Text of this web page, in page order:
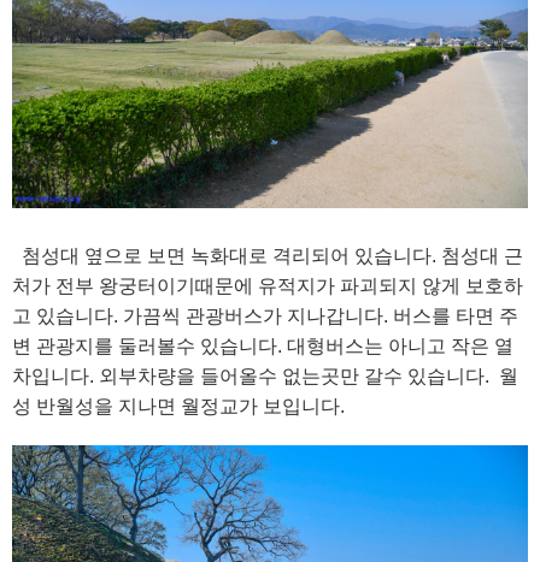
첨성대 옆으로 보면 녹화대로 격리되어 있습니다. 첨성대 근
처가 전부 왕궁터이기때문에 유적지가 파괴되지 않게 보호하
고 있습니다. 가끔씩 관광버스가 지나갑니다. 버스를 타면 주
변 관광지를 둘러볼수 있습니다. 대형버스는 아니고 작은 열
차입니다. 외부차량을 들어올수 없는곳만 갈수 있습니다. 월
성 반월성을 지나면 월정교가 보입니다.